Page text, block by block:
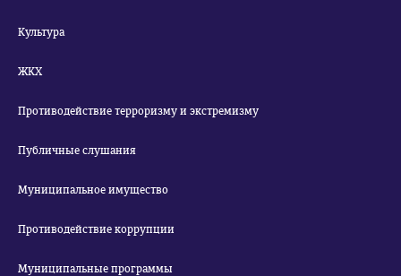
Культура
ЖКХ
Противодействие терроризму и экстремизму
Публичные слушания
Муниципальное имущество
Противодействие коррупции
Муниципальные программы